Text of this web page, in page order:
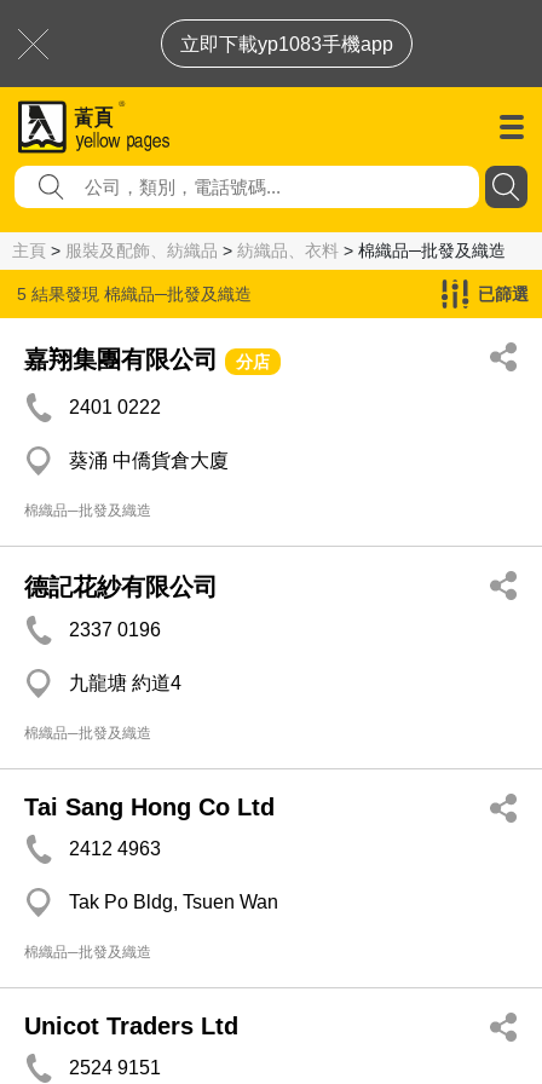
立即下載yp1083手機app
主頁 > 服裝及配飾、紡織品 > 紡織品、衣料 > 棉織品─批發及織造
5 結果發現 棉織品─批發及織造 已篩選
嘉翔集團有限公司 分店
2401 0222
葵涌 中僑貨倉大廈
棉織品─批發及織造
德記花紗有限公司
2337 0196
九龍塘 約道4
棉織品─批發及織造
Tai Sang Hong Co Ltd
2412 4963
Tak Po Bldg, Tsuen Wan
棉織品─批發及織造
Unicot Traders Ltd
2524 9151